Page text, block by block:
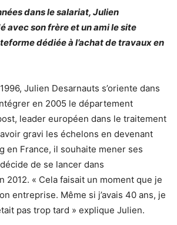
dans le salariat, Julien
avec son frère et un ami le site
dédiée à l’achat de travaux en
Julien Desarnauts s’oriente dans
en 2005 le département
leader européen dans le traitement
gravi les échelons en devenant
en France, il souhaite mener ses
de se lancer dans
2012. « Cela faisait un moment que je
entreprise. Même si j’avais 40 ans, je
pas trop tard » explique Julien.